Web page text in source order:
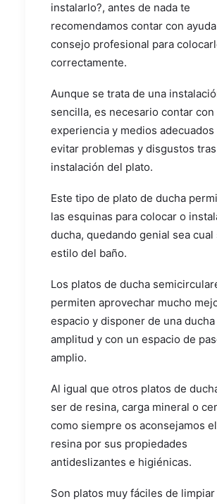
instalarlo?, antes de nada te
recomendamos contar con
consejo profesional para
correctamente.
Aunque se trata de una
sencilla, es necesario contar con
experiencia y medios adecuados
evitar problemas y disgustos
instalación del plato.
Este tipo de plato de ducha
las esquinas para colocar o
ducha, quedando genial sea cual
estilo del baño.
Los platos de ducha
permiten aprovechar mucho
espacio y disponer de una
amplitud y con un espacio de
amplio.
Al igual que otros platos de
ser de resina, carga mineral o
como siempre os aconsejamos
resina por sus propiedades
antideslizantes e higiénicas.
Son platos muy fáciles de limpiar